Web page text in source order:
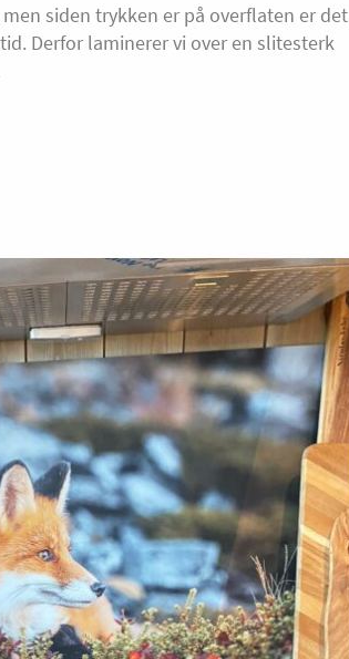
siden trykken er på overflaten er det
Derfor laminerer vi over en slitesterk